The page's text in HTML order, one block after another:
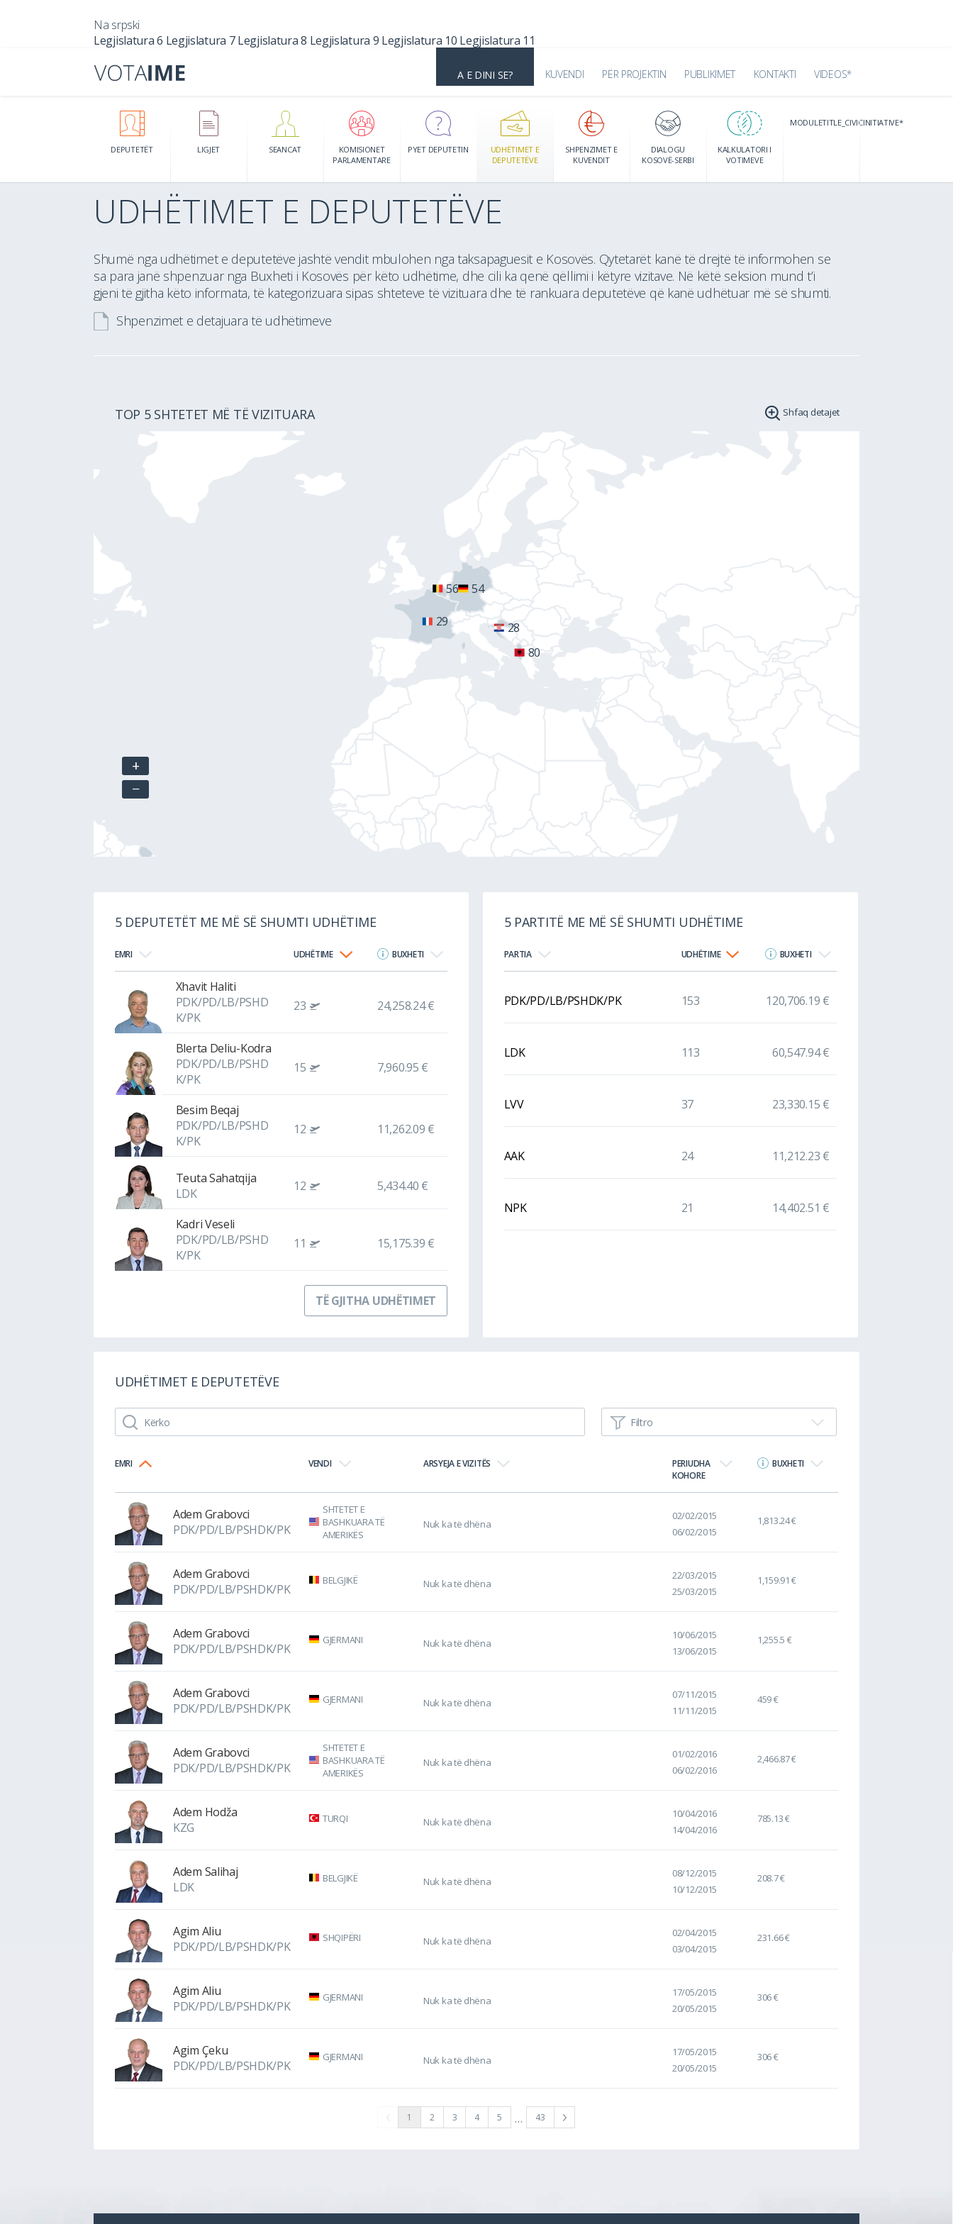
Na srpski
Legjislatura 6 Legjislatura 7 Legjislatura 8 Legjislatura 9 Legjislatura 10 Legjislatura 11
A E DINI SE? KUVENDI PËR PROJEKTIN PUBLIKIMET KONTAKTI VIDEOS*
DEPUTETËT LIGJET SEANCAT
KOMISIONET
PARLAMENTARE
PYET DEPUTETIN
UDHËTIMET E
DEPUTETËVE
SHPENZIMET E
KUVENDIT
DIALOGU
KOSOVË-SERBI
KALKULATORI I
VOTIMEVE
MODULETITLE_CIVICINITIATIVE*
UDHËTIMET E DEPUTETËVE
Shumë nga udhëtimet e deputetëve jashtë vendit mbulohen nga taksapaguesit e Kosovës. Qytetarët kanë të drejtë të informohen se
sa para janë shpenzuar nga Buxheti i Kosovës për këto udhëtime, dhe cili ka qenë qëllimi i këtyre vizitave. Në këtë seksion mund t’i
gjeni të gjitha këto informata, të kategorizuara sipas shteteve të vizituara dhe të rankuara deputetëve që kanë udhëtuar më së shumti.
Shpenzimet e detajuara të udhëtimeve
TOP 5 SHTETET MË TË VIZITUARA Shfaq detajet
80
56 54
29 28
+
−
5 DEPUTETËT ME MË SË SHUMTI UDHËTIME
EMRI UDHËTIME BUXHETI
Xhavit Haliti
PDK/PD/LB/PSHD
K/PK
23 24,258.24 €
Blerta Deliu-Kodra
PDK/PD/LB/PSHD
K/PK
15 7,960.95 €
Besim Beqaj
PDK/PD/LB/PSHD
K/PK
12 11,262.09 €
Teuta Sahatqija
LDK
12 5,434.40 €
Kadri Veseli
PDK/PD/LB/PSHD
K/PK
11 15,175.39 €
TË GJITHA UDHËTIMET
5 PARTITË ME MË SË SHUMTI UDHËTIME
PARTIA UDHËTIME BUXHETI
PDK/PD/LB/PSHDK/PK 153 120,706.19 €
LDK 113 60,547.94 €
LVV 37 23,330.15 €
AAK 24 11,212.23 €
NPK 21 14,402.51 €
UDHËTIMET E DEPUTETËVE
Filtro
EMRI VENDI ARSYEJA E VIZITËS
PERIUDHA
KOHORE
BUXHETI
Adem Grabovci
PDK/PD/LB/PSHDK/PK
SHTETET E
BASHKUARA TË
AMERIKËS
Nuk ka të dhëna
02/02/2015
06/02/2015
1,813.24 €
Adem Grabovci
PDK/PD/LB/PSHDK/PK
BELGJIKË Nuk ka të dhëna
22/03/2015
25/03/2015
1,159.91 €
Adem Grabovci
PDK/PD/LB/PSHDK/PK
GJERMANI Nuk ka të dhëna
10/06/2015
13/06/2015
1,255.5 €
Adem Grabovci
PDK/PD/LB/PSHDK/PK
GJERMANI Nuk ka të dhëna
07/11/2015
11/11/2015
459 €
Adem Grabovci
PDK/PD/LB/PSHDK/PK
SHTETET E
BASHKUARA TË
AMERIKËS
Nuk ka të dhëna
01/02/2016
06/02/2016
2,466.87 €
Adem Hodža
KZG
TURQI Nuk ka të dhëna
10/04/2016
14/04/2016
785.13 €
Adem Salihaj
LDK
BELGJIKË Nuk ka të dhëna
08/12/2015
10/12/2015
208.7 €
Agim Aliu
PDK/PD/LB/PSHDK/PK
SHQIPËRI Nuk ka të dhëna
02/04/2015
03/04/2015
231.66 €
Agim Aliu
PDK/PD/LB/PSHDK/PK
GJERMANI Nuk ka të dhëna
17/05/2015
20/05/2015
306 €
Agim Çeku
PDK/PD/LB/PSHDK/PK
GJERMANI Nuk ka të dhëna
17/05/2015
20/05/2015
306 €
1 2 3 4 5 … 43